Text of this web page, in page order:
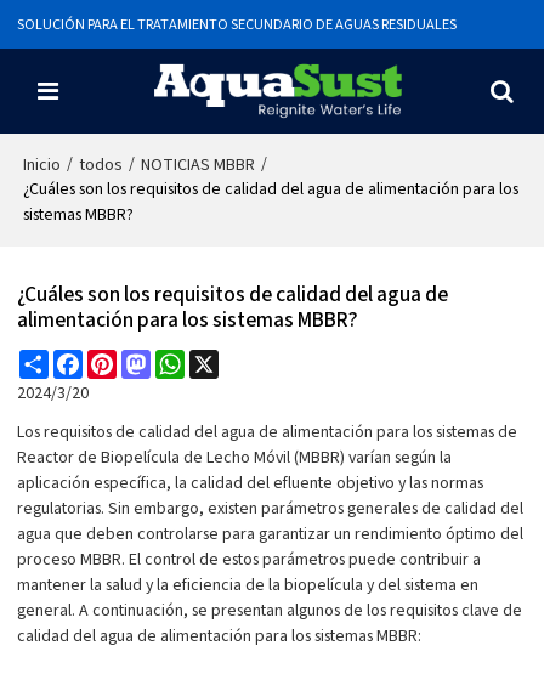
SOLUCIÓN PARA EL TRATAMIENTO SECUNDARIO DE AGUAS RESIDUALES
Inicio / todos / NOTICIAS MBBR /
¿Cuáles son los requisitos de calidad del agua de alimentación para los
sistemas MBBR?
¿Cuáles son los requisitos de calidad del agua de
alimentación para los sistemas MBBR?
ShareFacebookPinterestMastodonWhatsApp
2024/3/20
Los requisitos de calidad del agua de alimentación para los sistemas de
Reactor de Biopelícula de Lecho Móvil (MBBR) varían según la
aplicación específica, la calidad del efluente objetivo y las normas
regulatorias. Sin embargo, existen parámetros generales de calidad del
agua que deben controlarse para garantizar un rendimiento óptimo del
proceso MBBR. El control de estos parámetros puede contribuir a
mantener la salud y la eficiencia de la biopelícula y del sistema en
general. A continuación, se presentan algunos de los requisitos clave de
calidad del agua de alimentación para los sistemas MBBR: